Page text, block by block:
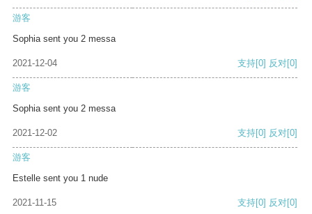
游客
Sophia sent you 2 messa
2021-12-04 支持[0] 反对[0]
游客
Sophia sent you 2 messa
2021-12-02 支持[0] 反对[0]
游客
Estelle sent you 1 nude
2021-11-15 支持[0] 反对[0]